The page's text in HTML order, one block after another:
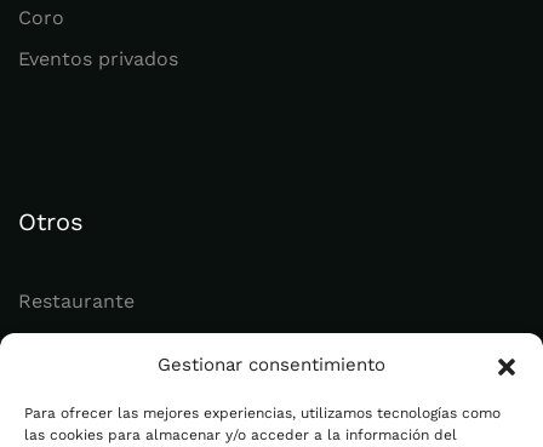
Gestionar consentimiento
Para ofrecer las mejores experiencias, utilizamos tecnologías como
las cookies para almacenar y/o acceder a la información del
Coro
Eventos privados
Otros
Restaurante